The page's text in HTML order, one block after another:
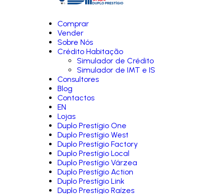
Comprar
Vender
Sobre Nós
Crédito Habitação
Simulador de Crédito
Simulador de IMT e IS
Consultores
Blog
Contactos
EN
Lojas
Duplo Prestígio One
Duplo Prestígio West
Duplo Prestígio Factory
Duplo Prestígio Local
Duplo Prestígio Várzea
Duplo Prestígio Action
Duplo Prestígio Link
Duplo Prestígio Raízes